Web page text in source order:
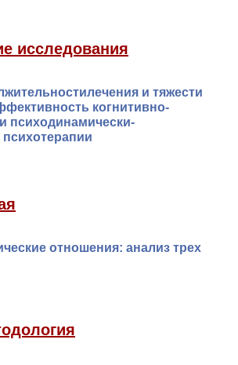
исследования
и тяжести
когнитивно-
психодинамически-
отношения: анализ трех